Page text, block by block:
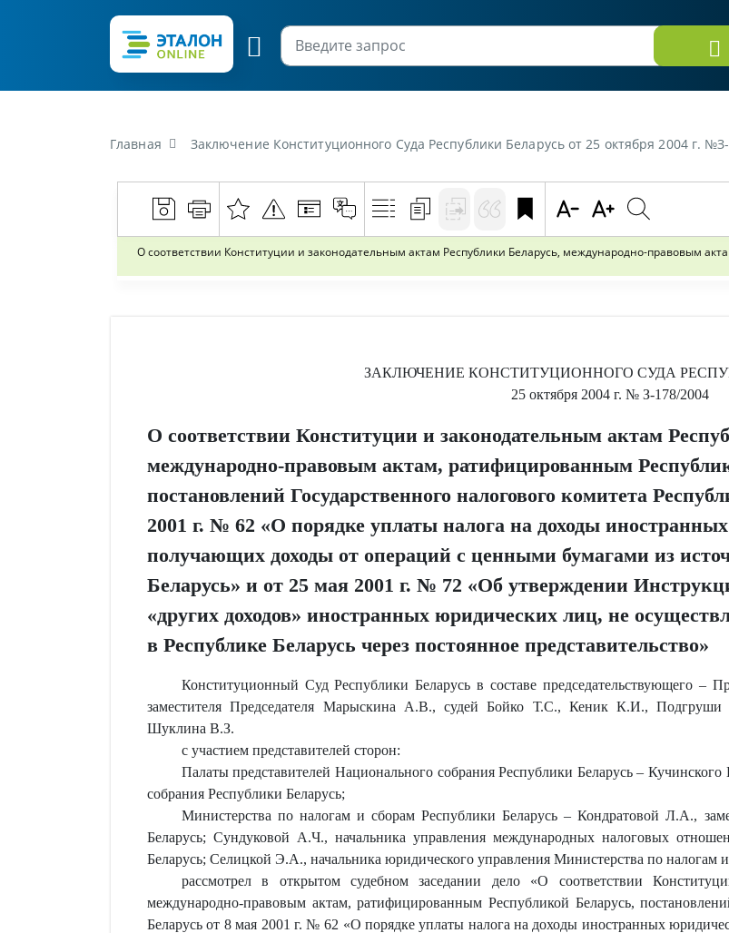
Главная Заключение Конституционного Суда Республики Беларусь от 25 октября 2004 г. №З-178/2004 «О соответствии Конституции и законодательным актам Республики Беларусь, международно-правовым актам, ратифицированным Республикой Беларусь, постановлений Государственного налогового комитета Республики Беларусь от 8 мая 2001 г. № 62 "О порядке уплаты налога на доходы иностранных юридических лиц,
О соответствии Конституции и законодательным актам Республики Беларусь, международно-правовым
ЗАКЛЮЧЕНИЕ КОНСТИТУЦИОННОГО СУДА
25 октября 2004 г. № З-178/2004
О соответствии Конституции и законодательным актам
международно-правовым актам, ратифицированным
постановлений Государственного налогового комитета
2001 г. № 62 «О порядке уплаты налога на доходы
получающих доходы от операций с ценными бумагами из
Беларусь» и от 25 мая 2001 г. № 72 «Об утверждении
«других доходов» иностранных юридических лиц, не
в Республике Беларусь через постоянное представительство»
Конституционный Суд Республики Беларусь в составе председательствующего –
заместителя Председателя Марыскина А.В., судей Бойко Т.С., Кеник К.И.,
Шуклина В.З.
с участием представителей сторон:
Палаты представителей Национального собрания Республики Беларусь –
собрания Республики Беларусь;
Министерства по налогам и сборам Республики Беларусь – Кондратовой Л.А.,
Беларусь; Сундуковой А.Ч., начальника управления международных налоговых
Беларусь; Селицкой Э.А., начальника юридического управления Министерства по налогам
рассмотрел в открытом судебном заседании дело «О соответствии
международно-правовым актам, ратифицированным Республикой Беларусь,
Беларусь от 8 мая 2001 г. № 62 «О порядке уплаты налога на доходы иностранных